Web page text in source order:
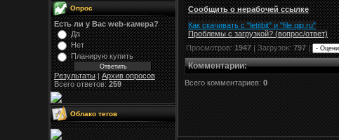
Опрос
Есть ли у Вас web-камера?
Да
Нет
Планирую купить
Результаты|Архив опросов
Всего ответов:259
Облако тегов
Сообщить о нерабочей ссылке
Как скачивать с "letitbit" и "file.qip.ru"
Проблемы с загрузкой? (вопрос/ответ)
Просмотров:1947| Загрузок:797|
Комментарии:
Всего комментариев: 0